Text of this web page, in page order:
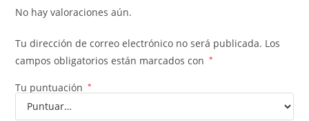
No hay valoraciones aún.
Tu dirección de correo electrónico no será publicada. Los
campos obligatorios están marcados con
*
Tu puntuación *